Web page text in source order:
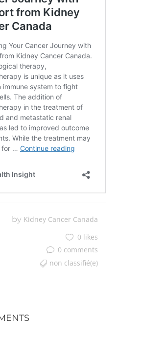
by Kidney Cancer Canada
0 likes
0 comments
non classifié(e)